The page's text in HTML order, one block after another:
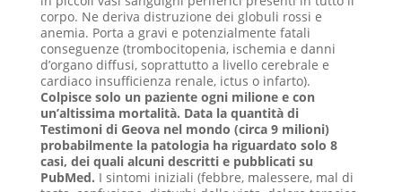
corpo. Ne deriva distruzione dei globuli rossi e
anemia. Porta a gravi e potenzialmente fatali
conseguenze (trombocitopenia, ischemia e danni
d’organo diffusi, soprattutto a livello cerebrale e
cardiaco insufficienza renale, ictus o infarto).
Colpisce solo un paziente ogni milione e con
un’altissima mortalità. Data la quantità di
Testimoni di Geova nel mondo (circa 9 milioni)
probabilmente la patologia ha riguardato solo 8
casi, dei quali alcuni descritti e pubblicati su
PubMed. I sintomi iniziali (febbre, malessere, mal di